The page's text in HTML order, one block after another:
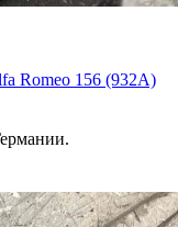
Romeo 156 (932A)